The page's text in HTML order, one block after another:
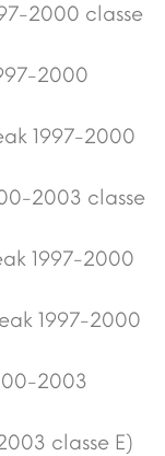
2000 classe
2000
1997-2000
2003 classe
1997-2000
1997-2000
2003
classe E)